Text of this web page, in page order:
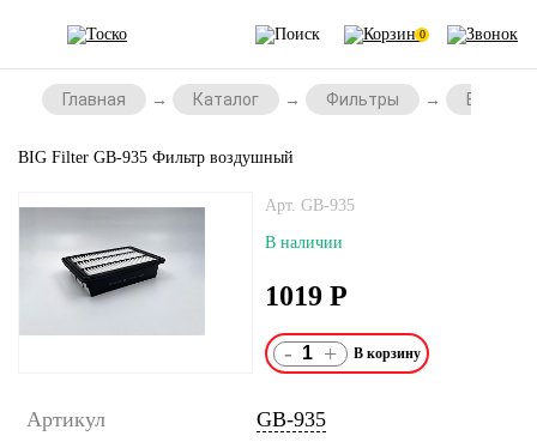
0
Главная Каталог Фильтры
BIG Filter GB-935 Фильтр воздушный
Арт. GB-935
В наличии
1019 Р
- +
Артикул
GB-935